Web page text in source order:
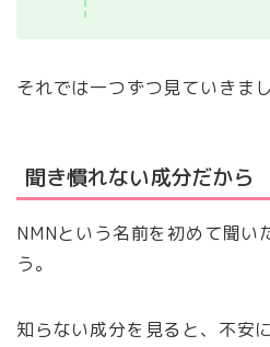
それでは一つずつ見ていきまし
聞き慣れない成分だから
NMNという名前を初めて聞い
う。
知らない成分を見ると、不安